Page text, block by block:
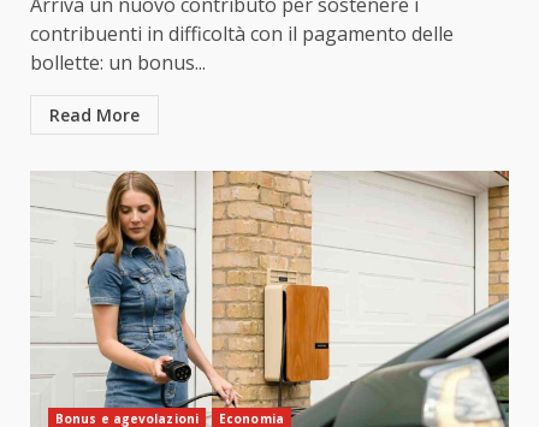
contribuenti in difficoltà con il pagamento delle
bollette: un bonus...
Read More
Bonus e agevolazioni Economia